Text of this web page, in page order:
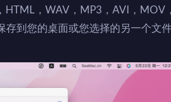
HTML，WAV，MP3，AVI，MOV，
到您的桌面或您选择的另一个文